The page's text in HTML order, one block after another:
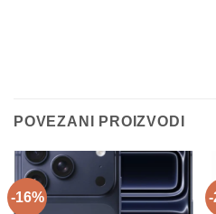
POVEZANI PROIZVODI
-16% -